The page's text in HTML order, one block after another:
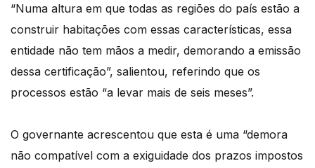
“Numa altura em que todas as regiões do país estão a
construir habitações com essas características, essa
entidade não tem mãos a medir, demorando a emissão
dessa certificação”, salientou, referindo que os
processos estão “a levar mais de seis meses”.
O governante acrescentou que esta é uma “demora
não compatível com a exiguidade dos prazos impostos